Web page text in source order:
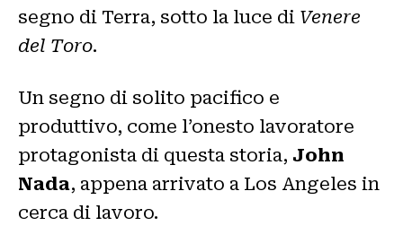
segno di Terra, sotto la luce di Venere
del Toro.
Un segno di solito pacifico e
produttivo, come l’onesto lavoratore
protagonista di questa storia, John
Nada, appena arrivato a Los Angeles in
cerca di lavoro.